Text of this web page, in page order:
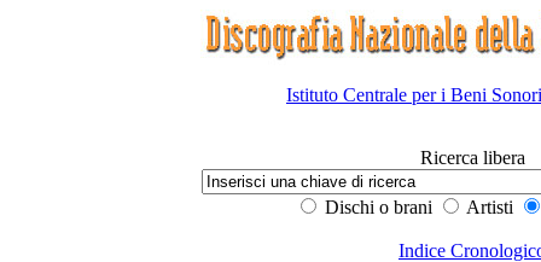
Istituto Centrale per i Beni
Ricerca libera
Dischi o brani Artisti
Indice